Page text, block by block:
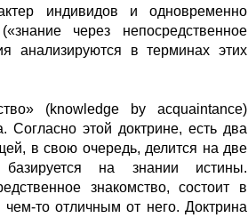
индивидов и одновременно
через непосредственное
анализируются в терминах этих
(knowledge by acquaintance)
Согласно этой доктрине, есть два
в свою очередь, делится на две
на знании истины.
знакомство, состоит в
то отличным от него. Доктрина